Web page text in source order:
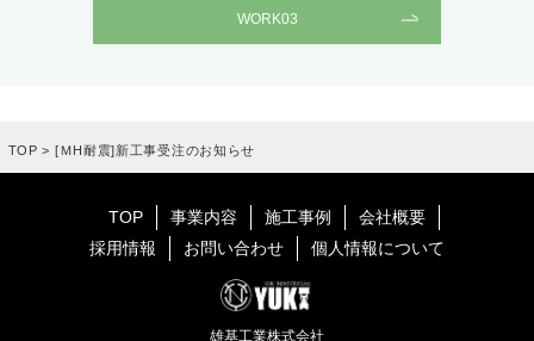
WORK03
TOP > [ＭH耐震]新工事受注のお知らせ
TOP 事業内容 施工事例
会社概要
採用情報
お問い合わせ 個人情報について
雄基工業株式会社